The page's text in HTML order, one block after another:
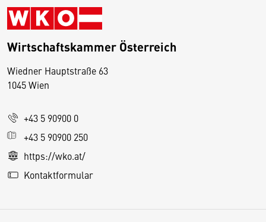
Wirtschaftskammer Österreich
Wiedner Hauptstraße 63
1045 Wien
+43 5 90900 0
+43 5 90900 250
https://wko.at/
Kontaktformular
D
s
e
S
e